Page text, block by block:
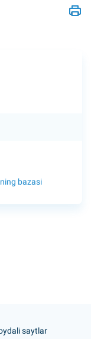
bazasi
saytlar